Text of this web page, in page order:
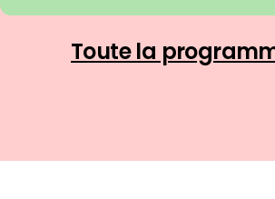
Toute la